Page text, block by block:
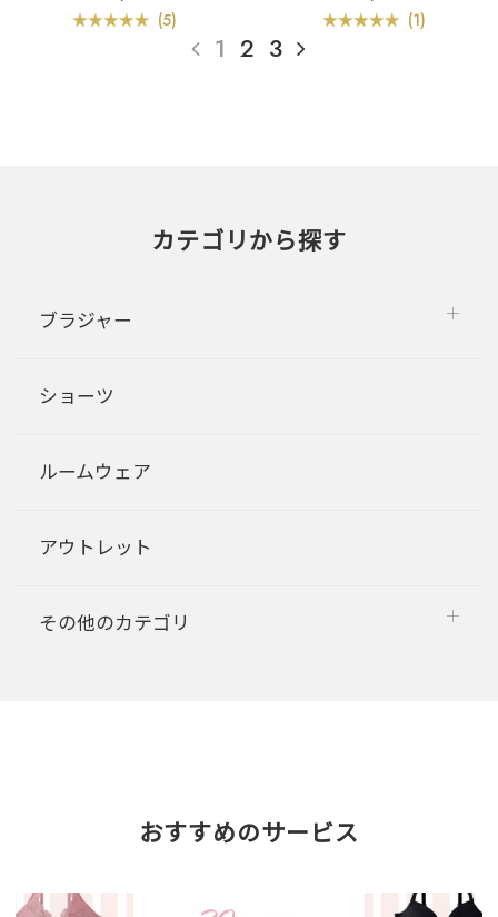
(5) (1)
1 2 3
カテゴリから探す
ブラジャー
ショーツ
ルームウェア
アウトレット
その他のカテゴリ
おすすめのサービス